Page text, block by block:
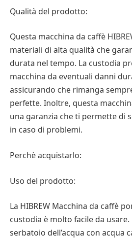
Qualità del prodotto:
Questa macchina da caffè
materiali di alta qualità che
durata nel tempo. La custodia
macchina da eventuali danni
assicurando che rimanga
perfette. Inoltre, questa
una garanzia che ti permette di
in caso di problemi.
Perchè acquistarlo:
Uso del prodotto:
La HIBREW Macchina da caffè
custodia è molto facile da
serbatoio dell’acqua con acqua